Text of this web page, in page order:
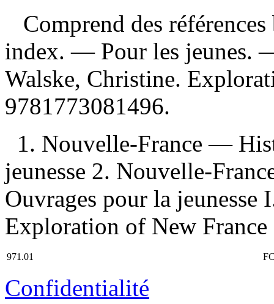
Comprend des
index. — Pour les jeunes.
Walske, Christine.
9781773081496.
1. Nouvelle-France —
jeunesse 2. Nouvelle-
Ouvrages pour la
Exploration of New
971.01
Confidentialité